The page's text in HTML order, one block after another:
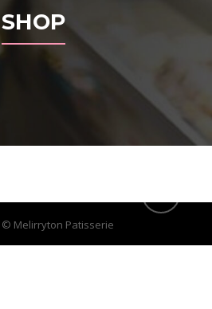
SHOP
© Melirryton Patisserie